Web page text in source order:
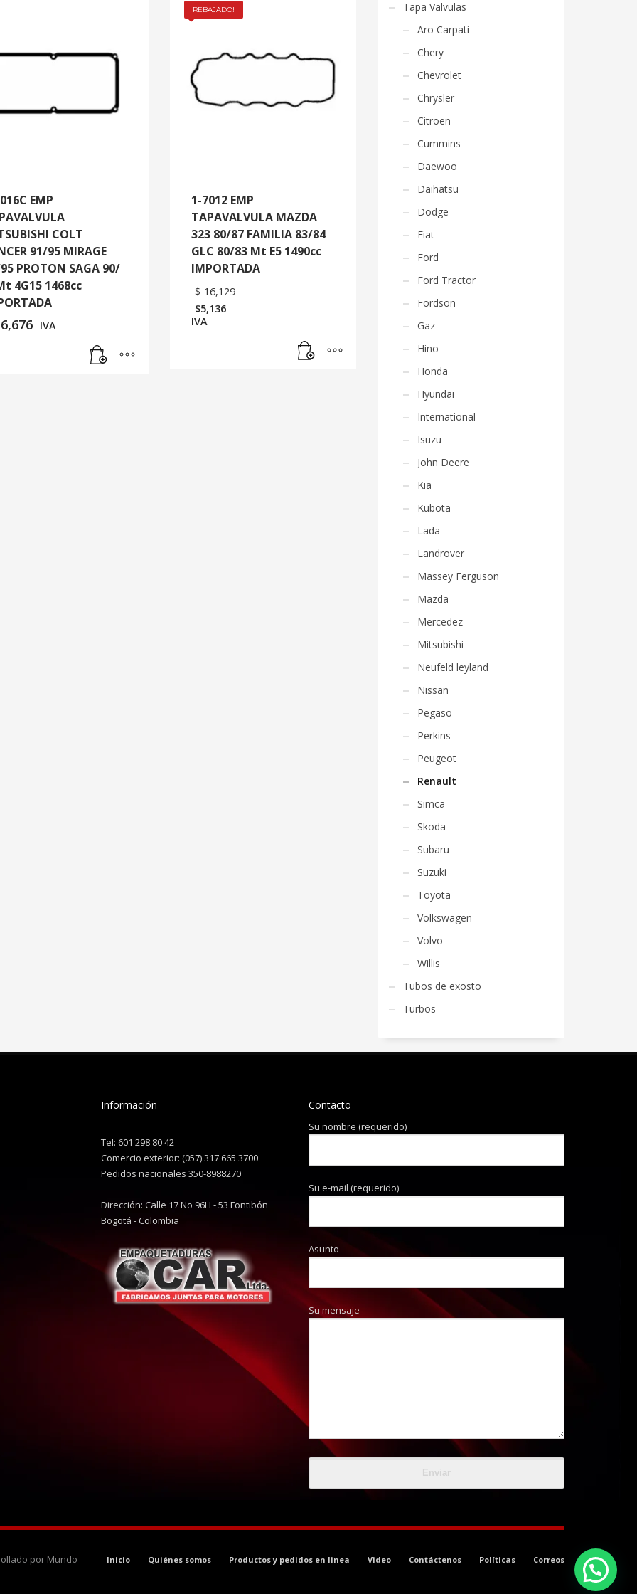
EMP
COLT
91/95 MIRAGE
PROTON SAGA 90/
4G15 1468cc
IVA
REBAJADO!
1-7012 EMP
TAPAVALVULA MAZDA
323 80/87 FAMILIA 83/84
GLC 80/83 Mt E5 1490cc
IMPORTADA
$ 16,129
$5,136
IVA
Tapa Valvulas
Aro Carpati
Chery
Chevrolet
Chrysler
Citroen
Cummins
Daewoo
Daihatsu
Dodge
Fiat
Ford
Ford Tractor
Fordson
Gaz
Hino
Honda
Hyundai
International
Isuzu
John Deere
Kia
Kubota
Lada
Landrover
Massey Ferguson
Mazda
Mercedez
Mitsubishi
Neufeld leyland
Nissan
Pegaso
Perkins
Peugeot
Renault
Simca
Skoda
Subaru
Suzuki
Toyota
Volkswagen
Volvo
Willis
Tubos de exosto
Turbos
Información
Tel: 601 298 80 42
Comercio exterior: (057) 317 665 3700
Pedidos nacionales 350-8988270
Dirección: Calle 17 No 96H - 53 Fontibón
Bogotá - Colombia
Contacto
Su nombre (requerido)
Su e-mail (requerido)
Asunto
Su mensaje
Inicio Quiénes somos Productos y pedidos en linea Video Contáctenos Políticas Correos
por Mundo